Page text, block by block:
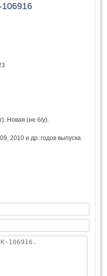
Новая (не б/у).
,2010 и др. годов выпуска.